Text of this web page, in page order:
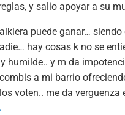
y salio apoyar a su
puede ganar…
hay cosas k no se
humilde.. y m da
a mi barrio
voten.. me da